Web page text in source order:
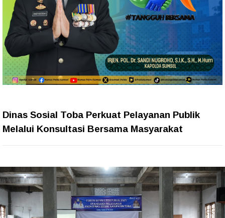
Dinas Sosial Toba Perkuat Pelayanan Publik
Melalui Konsultasi Bersama Masyarakat